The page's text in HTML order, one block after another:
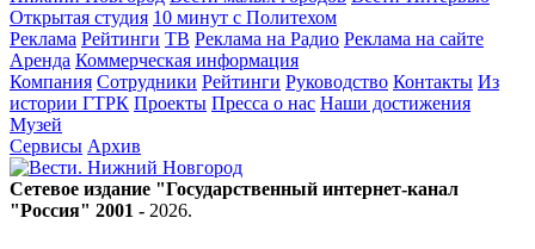
Открытая студия 10 минут с Политехом
Реклама Рейтинги ТВ Реклама на Радио Реклама на сайте
Аренда Коммерческая информация
Компания Сотрудники Рейтинги Руководство Контакты Из
истории ГТРК Проекты Пресса о нас Наши достижения
Музей
Сервисы Архив
Сетевое издание "Государственный интернет-канал
"Россия" 2001 - 2026.